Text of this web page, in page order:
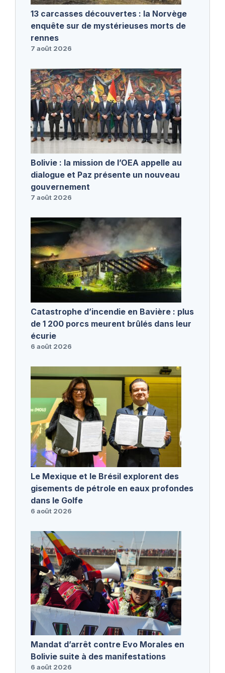
13 carcasses découvertes : la Norvège
enquête sur de mystérieuses morts de
rennes
7 août 2026
Bolivie : la mission de l’OEA appelle au
dialogue et Paz présente un nouveau
gouvernement
7 août 2026
Catastrophe d’incendie en Bavière : plus
de 1 200 porcs meurent brûlés dans leur
écurie
6 août 2026
Le Mexique et le Brésil explorent des
gisements de pétrole en eaux profondes
dans le Golfe
6 août 2026
Mandat d’arrêt contre Evo Morales en
Bolivie suite à des manifestations
6 août 2026